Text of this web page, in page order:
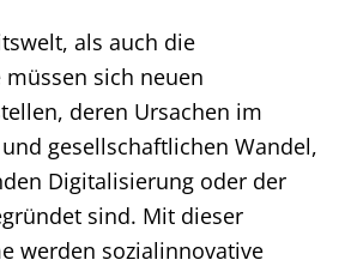
als auch die
sich neuen
deren Ursachen im
gesellschaftlichen Wandel,
Digitalisierung oder der
sind. Mit dieser
werden sozialinnovative